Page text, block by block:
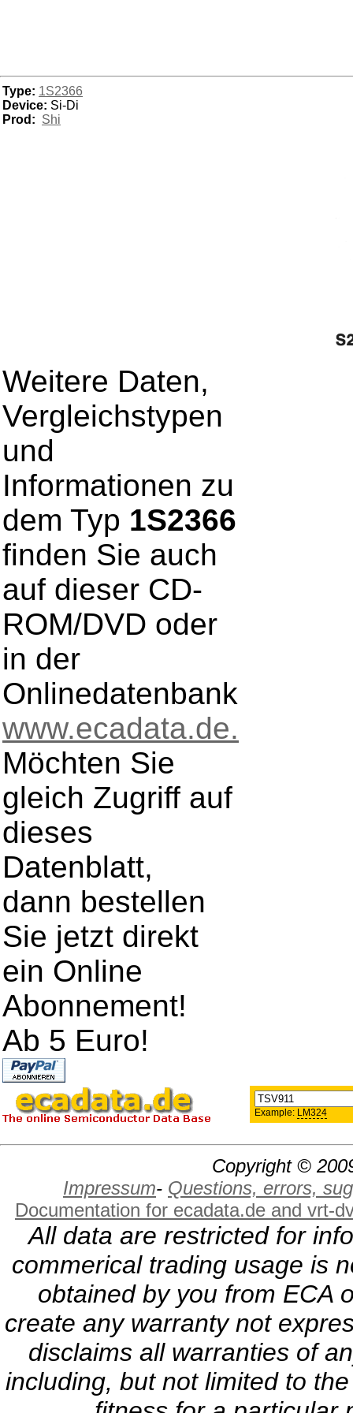
Type: 1S2366
Device: Si-Di
Prod: Shi
Weitere Daten,
Vergleichstypen
und
Informationen zu
dem Typ 1S2366
finden Sie auch
auf dieser CD-
ROM/DVD oder
in der
Onlinedatenbank
www.ecadata.de.
Möchten Sie
gleich Zugriff auf
dieses
Datenblatt,
dann bestellen
Sie jetzt direkt
ein Online
Abonnement!
Ab 5 Euro!
Example: LM324
Copyright ©
Impressum- Questions, errors,
Documentation for ecadata.de and vrt-
All data are restricted for
commerical trading usage is
obtained by you from ECA
create any warranty not
disclaims all warranties of
including, but not limited to